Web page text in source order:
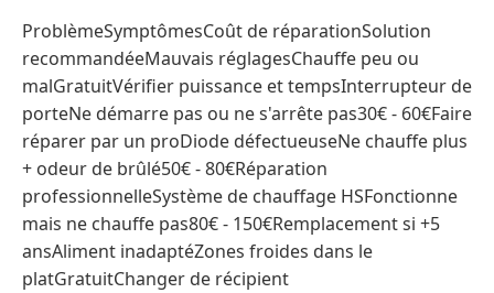
ProblèmeSymptômesCoût de réparationSolution
recommandéeMauvais réglagesChauffe peu ou
malGratuitVérifier puissance et tempsInterrupteur de
porteNe démarre pas ou ne s'arrête pas30€ - 60€Faire
réparer par un proDiode défectueuseNe chauffe plus
+ odeur de brûlé50€ - 80€Réparation
professionnelleSystème de chauffage HSFonctionne
mais ne chauffe pas80€ - 150€Remplacement si +5
ansAliment inadaptéZones froides dans le
platGratuitChanger de récipient